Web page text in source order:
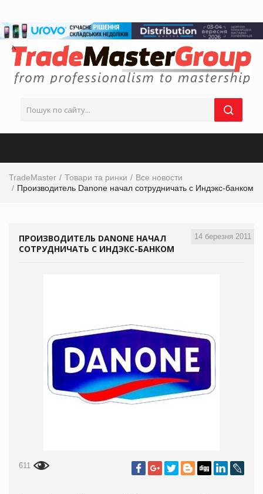
TradeMaster Товари та ринки
Все новости
Производитель Danone начал сотрудничать с Индэкс-банком
14 березня 2011
ПРОИЗВОДИТЕЛЬ DANONE НАЧАЛ
СОТРУДНИЧАТЬ С ИНДЭКС-БАНКОМ
611